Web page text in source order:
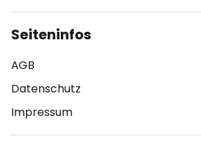
Seiteninfos
AGB
Datenschutz
Impressum